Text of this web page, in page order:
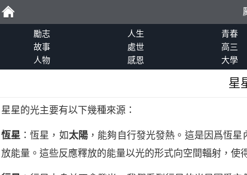
勵
勵志 人生 青春
故事
處世 高三
人物
感恩 大學
星
星星的光主要有以下幾種來源：
恆星 ：恆星，如太陽 ，能夠自行發光發熱。這是因爲恆
放能量。這些反應釋放的能量以光的形式向空間輻射，使